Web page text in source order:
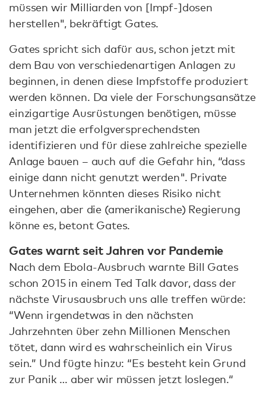
müssen wir Milliarden von [Impf-]dosen
herstellen", bekräftigt Gates.
Gates spricht sich dafür aus, schon jetzt mit
dem Bau von verschiedenartigen Anlagen zu
beginnen, in denen diese Impfstoffe produziert
werden können. Da viele der Forschungsansätze
einzigartige Ausrüstungen benötigen, müsse
man jetzt die erfolgversprechendsten
identifizieren und für diese zahlreiche spezielle
Anlage bauen – auch auf die Gefahr hin, “dass
einige dann nicht genutzt werden". Private
Unternehmen könnten dieses Risiko nicht
eingehen, aber die (amerikanische) Regierung
könne es, betont Gates.
Gates warnt seit Jahren vor Pandemie
Nach dem Ebola-Ausbruch warnte Bill Gates
schon 2015 in einem Ted Talk davor, dass der
nächste Virusausbruch uns alle treffen würde:
“Wenn irgendetwas in den nächsten
Jahrzehnten über zehn Millionen Menschen
tötet, dann wird es wahrscheinlich ein Virus
sein.” Und fügte hinzu: “Es besteht kein Grund
zur Panik … aber wir müssen jetzt loslegen.“